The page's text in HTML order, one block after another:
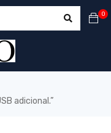
0
adicional.”